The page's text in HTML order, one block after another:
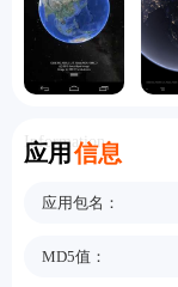
应用 信息
Information
应用包名：
MD5值：